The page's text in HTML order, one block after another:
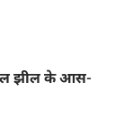
झील के आस-